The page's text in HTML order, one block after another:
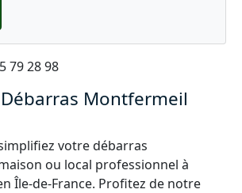
79 28 98
Débarras Montfermeil
votre débarras
ou local professionnel à
Île-de-France. Profitez de notre